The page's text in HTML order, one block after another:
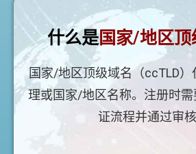
什么是国家/地区顶
国家/地区顶级域名（ccTLD
理或国家/地区名称。注册时
证流程并通过审核